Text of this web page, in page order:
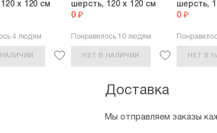
х 120 см
4 людям
шерсть, 120 х 120 см
0 ₽
Понравилось 10 людям
НЕТ В НАЛИЧИИ
шерсть,
0 ₽
НЕТ В
Доставка
Мы отправляем заказы